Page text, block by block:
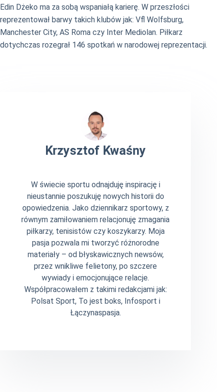
Edin Dżeko ma za sobą wspaniałą karierę. W przeszłości
reprezentował barwy takich klubów jak: Vfl Wolfsburg,
Manchester City, AS Roma czy Inter Mediolan. Piłkarz
dotychczas rozegrał 146 spotkań w narodowej reprezentacji.
Krzysztof Kwaśny
W świecie sportu odnajduję inspirację i
nieustannie poszukuję nowych historii do
opowiedzenia. Jako dziennikarz sportowy, z
równym zamiłowaniem relacjonuję zmagania
piłkarzy, tenisistów czy koszykarzy. Moja
pasja pozwala mi tworzyć różnorodne
materiały – od błyskawicznych newsów,
przez wnikliwe felietony, po szczere
wywiady i emocjonujące relacje.
Współpracowałem z takimi redakcjami jak:
Polsat Sport, To jest boks, Infosport i
Łączynaspasja.